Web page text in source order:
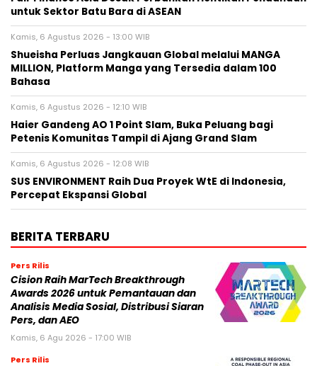
untuk Sektor Batu Bara di ASEAN
Kamis, 6 Agustus 2026 - 13:00 WIB
Shueisha Perluas Jangkauan Global melalui MANGA
MILLION, Platform Manga yang Tersedia dalam 100
Bahasa
Kamis, 6 Agustus 2026 - 12:10 WIB
Haier Gandeng AO 1 Point Slam, Buka Peluang bagi
Petenis Komunitas Tampil di Ajang Grand Slam
Kamis, 6 Agustus 2026 - 12:08 WIB
SUS ENVIRONMENT Raih Dua Proyek WtE di Indonesia,
Percepat Ekspansi Global
BERITA TERBARU
Pers Rilis
Cision Raih MarTech Breakthrough
Awards 2026 untuk Pemantauan dan
Analisis Media Sosial, Distribusi Siaran
Pers, dan AEO
Kamis, 6 Agu 2026 - 17:00 WIB
Pers Rilis